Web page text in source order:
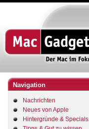
Navigation
Nachrichten
Neues von Apple
Hintergründe & Specials